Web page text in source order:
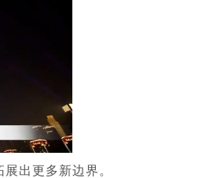
出更多新边界。